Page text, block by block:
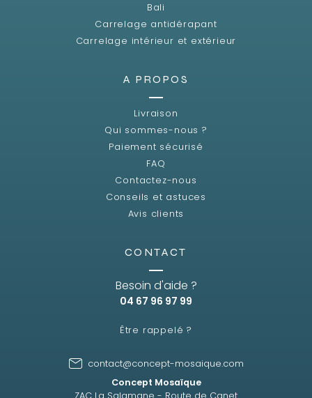
Bali
Carrelage antidérapant
Carrelage intérieur et extérieur
A PROPOS
Livraison
Qui sommes-nous ?
Paiement sécurisé
FAQ
Contactez-nous
Conseils et astuces
Avis clients
CONTACT
Besoin d'aide ?
04 67 96 97 99
Être rappelé ?
contact@concept-mosaique.com
Concept Mosaïque
ZAC La Salamane - Route de Canet